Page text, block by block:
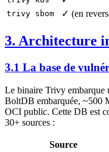
trivy sbom ✓ (en
3. Architecture
3.1 La base de
Le binaire Trivy embarque
BoltDB embarquée, ~500
OCI public. Cette DB est
30+ sources :
Source